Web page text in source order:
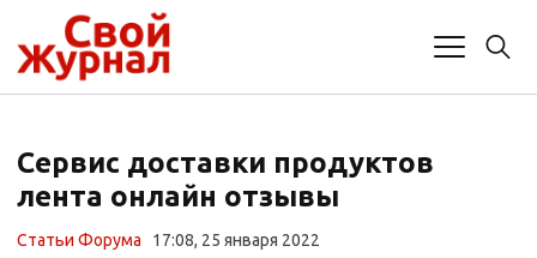
Сервис доставки продуктов
лента онлайн отзывы
Статьи Форума 17:08, 25 января 2022